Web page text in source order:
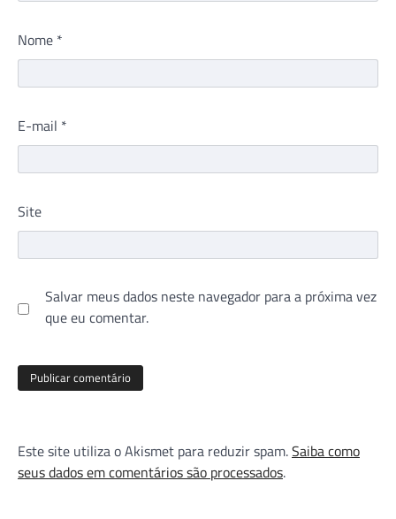
Nome *
E-mail *
Site
Salvar meus dados neste navegador para a próxima vez
que eu comentar.
Este site utiliza o Akismet para reduzir spam.Saiba como
seus dados em comentários são processados.